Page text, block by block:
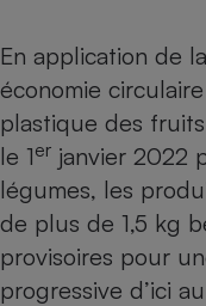
En application de
économie
plastique des
le 1er janvier 2022
légumes, les
de plus de 1,5 kg
provisoires pour
progressive d’ici